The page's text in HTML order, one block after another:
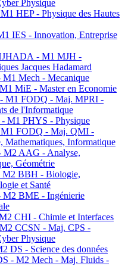
Physique
HEP - Physique des Hautes
IES - Innovation, Entreprise
- M1 MJH -
Jacques Hadamard
Mech - Mecanique
MiE - Master en Economie
M1 FODQ - Maj. MPRI -
de l'Informatique
M1 PHYS - Physique
FODQ - Maj. QMI -
Mathematiques, Informatique
AAG - Analyse,
Géométrie
BBH - Biologie,
et Santé
BME - Ingénierie
CHI - Chimie et Interfaces
CCSN - Maj. CPS -
Physique
DS - Science des données
- M2 Mech - Maj. Fluids -